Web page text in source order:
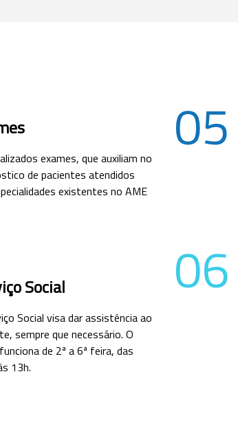
exames, que auxiliam no
de pacientes atendidos
existentes no AME
Social
Social visa dar assistência ao
sempre que necessário. O
de 2ª a 6ª feira, das
13h.
05
06